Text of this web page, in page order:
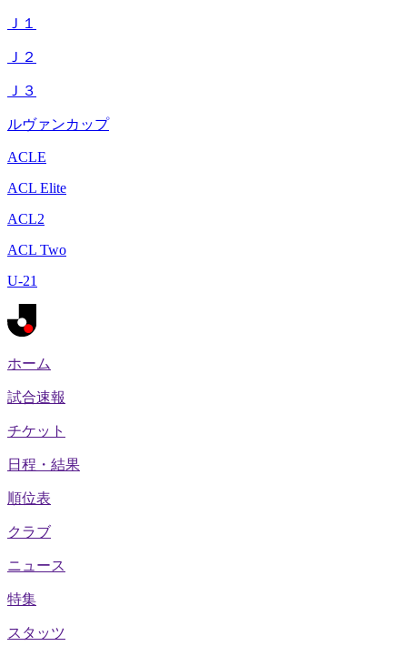
Ｊ１
Ｊ２
Ｊ３
ルヴァンカップ
ACLE
ACL Elite
ACL2
ACL Two
U-21
ホーム
試合速報
チケット
日程・結果
順位表
クラブ
ニュース
特集
スタッツ